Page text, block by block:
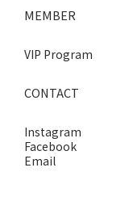
MEMBER
VIP Program
CONTACT
Instagram
Facebook
Email